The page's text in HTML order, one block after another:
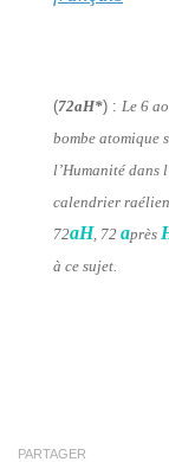
(72aH*) : Le 6
bombe atomique
l’Humanité dans
calendrier
72aH, 72 après
à ce sujet.
PARTAGER